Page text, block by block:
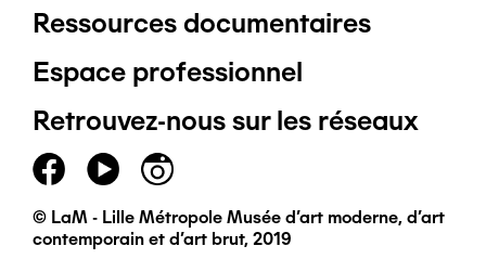
Pied
de
page
principal
Ressources documentaires
Espace professionnel
Retrouvez-nous sur les réseaux
© LaM - Lille Métropole Musée d'art moderne, d'art
contemporain et d'art brut, 2019